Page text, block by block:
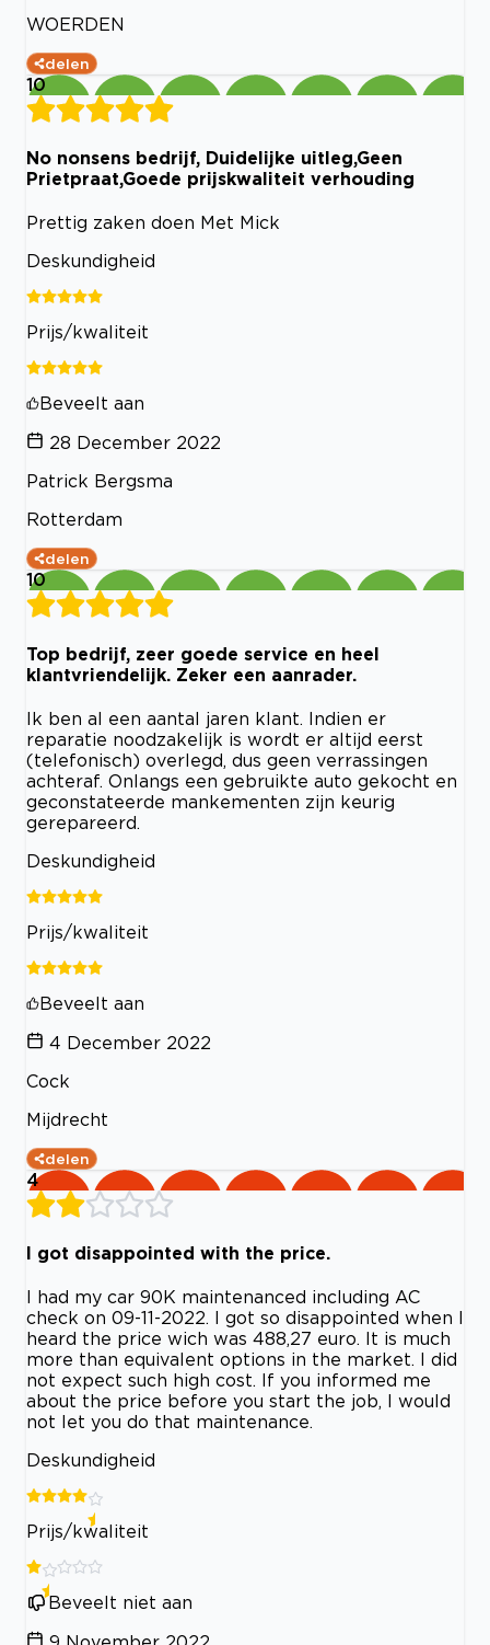
WOERDEN
delen
10
No nonsens bedrijf, Duidelijke uitleg,Geen
Prietpraat,Goede prijskwaliteit verhouding
Prettig zaken doen Met Mick
Deskundigheid
Prijs/kwaliteit
Beveelt aan
28 December 2022
Patrick Bergsma
Rotterdam
delen
10
Top bedrijf, zeer goede service en heel
klantvriendelijk. Zeker een aanrader.
Ik ben al een aantal jaren klant. Indien er
reparatie noodzakelijk is wordt er altijd eerst
(telefonisch) overlegd, dus geen verrassingen
achteraf. Onlangs een gebruikte auto gekocht en
geconstateerde mankementen zijn keurig
gerepareerd.
Deskundigheid
Prijs/kwaliteit
Beveelt aan
4 December 2022
Cock
Mijdrecht
delen
4
I got disappointed with the price.
I had my car 90K maintenanced including AC
check on 09-11-2022. I got so disappointed when I
heard the price wich was 488,27 euro. It is much
more than equivalent options in the market. I did
not expect such high cost. If you informed me
about the price before you start the job, I would
not let you do that maintenance.
Deskundigheid
Prijs/kwaliteit
Beveelt niet aan